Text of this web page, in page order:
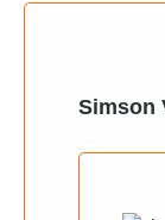
Simson